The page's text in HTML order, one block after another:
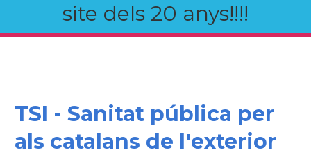
site dels 20 anys!!!!
TSI - Sanitat pública per
als catalans de l'exterior